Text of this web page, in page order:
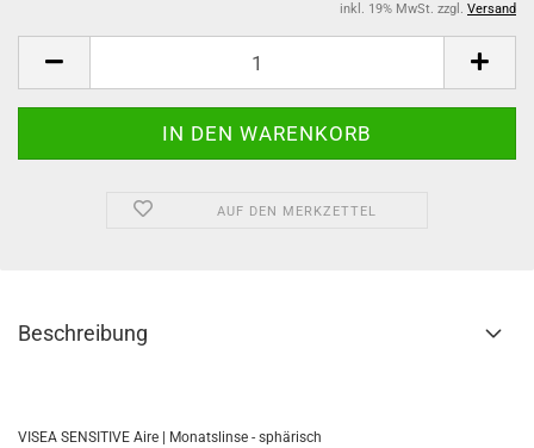
inkl. 19% MwSt. zzgl. Versand
AUF DEN MERKZETTEL
Beschreibung
VISEA SENSITIVE Aire | Monatslinse - sphärisch